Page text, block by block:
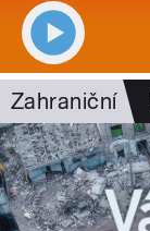
Zahraniční